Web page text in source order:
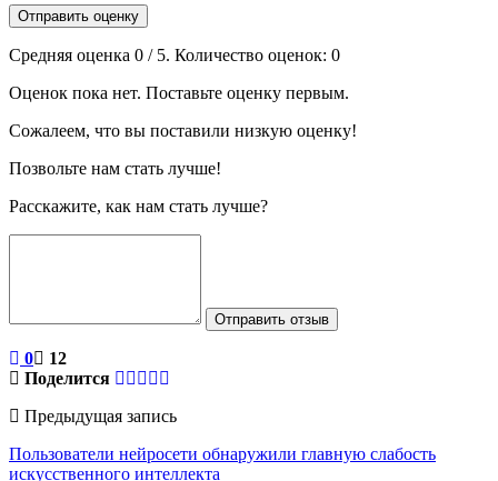
Отправить оценку
Средняя оценка 0 / 5. Количество оценок: 0
Оценок пока нет. Поставьте оценку первым.
Сожалеем, что вы поставили низкую оценку!
Позвольте нам стать лучше!
Расскажите, как нам стать лучше?
Отправить отзыв
0
12
Поделится
Предыдущая запись
Пользователи нейросети обнаружили главную слабость
искусственного интеллекта